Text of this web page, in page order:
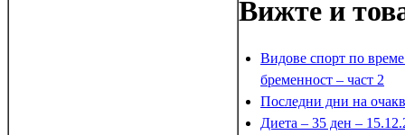
Вижте и
Видове спорт по
бременност – част 2
Последни дни на
Диета – 35 ден –